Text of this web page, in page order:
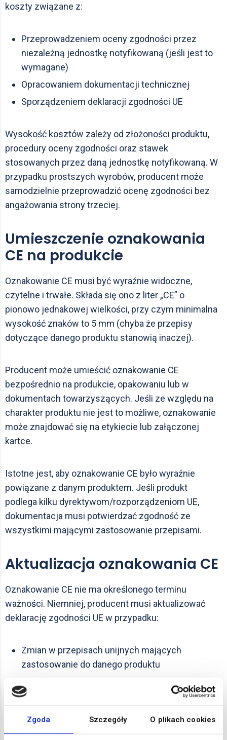
Zgoda Szczegóły O plikach cookies
koszty związane z:
Przeprowadzeniem oceny zgodności przez
niezależną jednostkę notyfikowaną (jeśli jest to
wymagane)
Opracowaniem dokumentacji technicznej
Sporządzeniem deklaracji zgodności UE
Wysokość kosztów zależy od złożoności produktu,
procedury oceny zgodności oraz stawek
stosowanych przez daną jednostkę notyfikowaną. W
przypadku prostszych wyrobów, producent może
samodzielnie przeprowadzić ocenę zgodności bez
angażowania strony trzeciej.
Umieszczenie oznakowania
CE na produkcie
Oznakowanie CE musi być wyraźnie widoczne,
czytelne i trwałe. Składa się ono z liter „CE” o
pionowo jednakowej wielkości, przy czym minimalna
wysokość znaków to 5 mm (chyba że przepisy
dotyczące danego produktu stanowią inaczej).
Producent może umieścić oznakowanie CE
bezpośrednio na produkcie, opakowaniu lub w
dokumentach towarzyszących. Jeśli ze względu na
charakter produktu nie jest to możliwe, oznakowanie
może znajdować się na etykiecie lub załączonej
kartce.
Istotne jest, aby oznakowanie CE było wyraźnie
powiązane z danym produktem. Jeśli produkt
podlega kilku dyrektywom/rozporządzeniom UE,
dokumentacja musi potwierdzać zgodność ze
wszystkimi mającymi zastosowanie przepisami.
Aktualizacja oznakowania CE
Oznakowanie CE nie ma określonego terminu
ważności. Niemniej, producent musi aktualizować
deklarację zgodności UE w przypadku:
Zmian w przepisach unijnych mających
zastosowanie do danego produktu
Zmian danych kontaktowych producenta lub